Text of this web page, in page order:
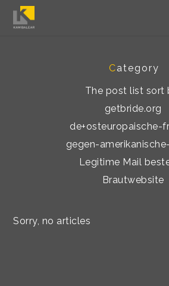
Category
The post list sort
getbride.org
de+osteuropaische-
gegen-
Legitime Mail
Brautwebsite
Sorry, no articles